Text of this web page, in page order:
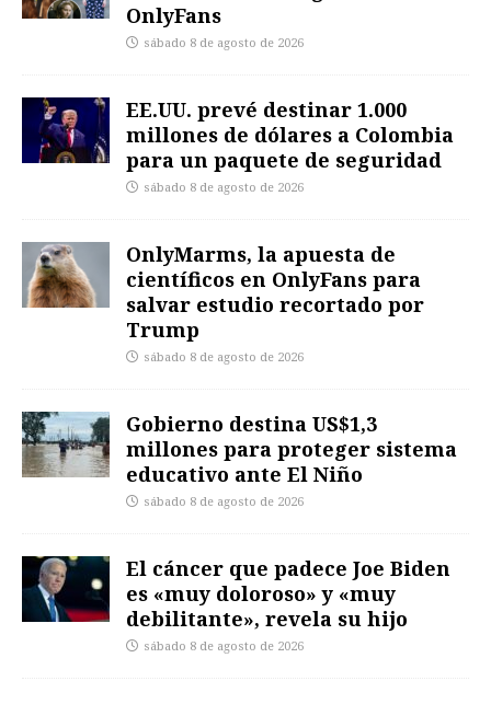
OnlyFans
sábado 8 de agosto de 2026
EE.UU. prevé destinar 1.000
millones de dólares a Colombia
para un paquete de seguridad
sábado 8 de agosto de 2026
OnlyMarms, la apuesta de
científicos en OnlyFans para
salvar estudio recortado por
Trump
sábado 8 de agosto de 2026
Gobierno destina US$1,3
millones para proteger sistema
educativo ante El Niño
sábado 8 de agosto de 2026
El cáncer que padece Joe Biden
es «muy doloroso» y «muy
debilitante», revela su hijo
sábado 8 de agosto de 2026